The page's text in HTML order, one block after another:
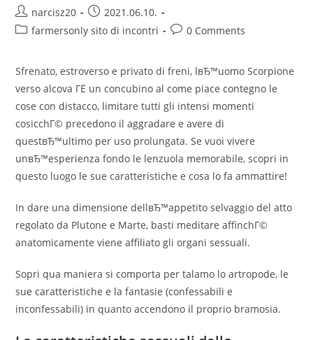
Post
author:
narcisz20
Post
published:
2021.06.10.
Postfarmersonly sito di incontri
Post0 Comments
Sfrenato, estroverso e privato di freni, lвЂ™uomo Scorpione
verso alcova ГЁ un concubino al come piace contegno le
cose con distacco, limitare tutti gli intensi momenti
cosicchГ© precedono il aggradare e avere di
questвЂ™ultimo per uso prolungata. Se vuoi vivere
unвЂ™esperienza fondo le lenzuola memorabile, scopri in
questo luogo le sue caratteristiche e cosa lo fa ammattire!
In dare una dimensione dellвЂ™appetito selvaggio del atto
regolato da Plutone e Marte, basti meditare affinchГ©
anatomicamente viene affiliato gli organi sessuali.
Sopri qua maniera si comporta per talamo lo artropode, le
sue caratteristiche e la fantasie (confessabili e
inconfessabili) in quanto accendono il proprio bramosia.